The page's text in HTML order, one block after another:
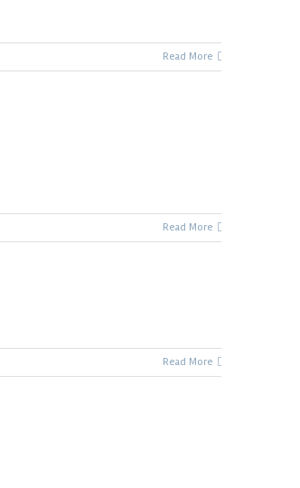
Read More
Read More
Read More